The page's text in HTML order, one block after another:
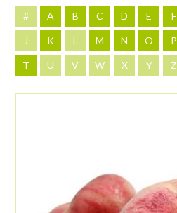
# A B C D E F
J K L M N O P
T U V W X Y Z